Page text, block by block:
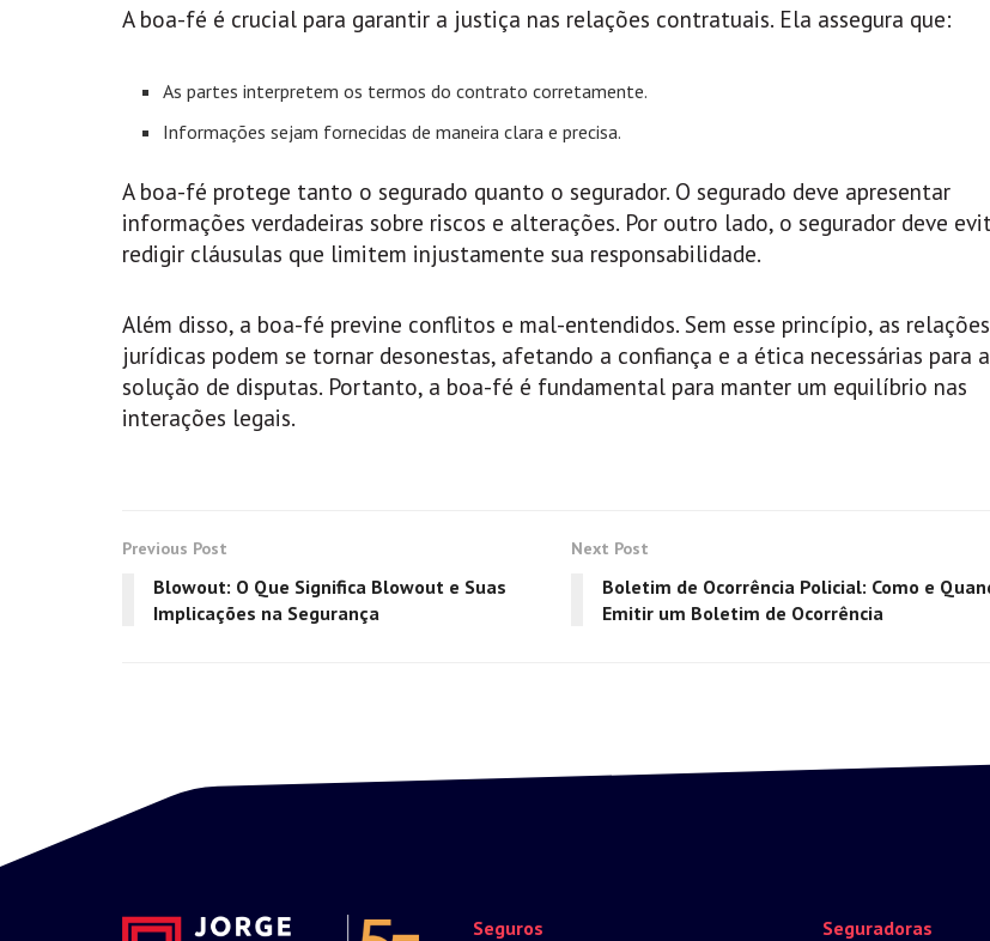
A boa-fé é crucial para garantir a justiça nas relações contratuais. Ela assegura que:
As partes interpretem os termos do contrato corretamente.
Informações sejam fornecidas de maneira clara e precisa.
A boa-fé protege tanto o segurado quanto o segurador. O segurado deve apresentar
informações verdadeiras sobre riscos e alterações. Por outro lado, o segurador deve
redigir cláusulas que limitem injustamente sua responsabilidade.
Além disso, a boa-fé previne conflitos e mal-entendidos. Sem esse princípio, as relações
jurídicas podem se tornar desonestas, afetando a confiança e a ética necessárias para a
solução de disputas. Portanto, a boa-fé é fundamental para manter um equilíbrio nas
interações legais.
Previous Post
Blowout: O Que Significa Blowout e Suas
Implicações na Segurança
Next Post
Boletim de Ocorrência Policial: Como e
Emitir um Boletim de Ocorrência
Seguros Seguradoras